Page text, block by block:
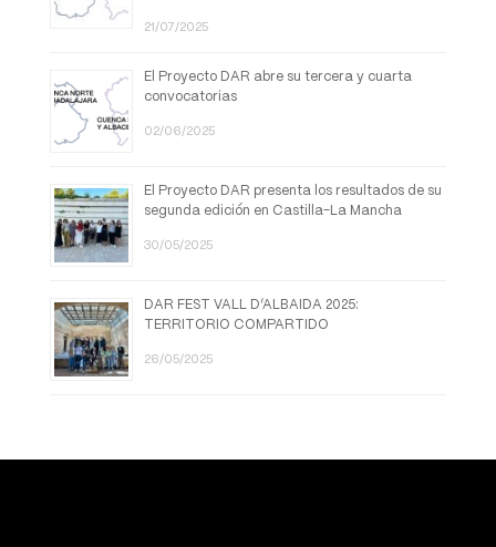
21/07/2025
El Proyecto DAR abre su tercera y cuarta
convocatorias
02/06/2025
El Proyecto DAR presenta los resultados de su
segunda edición en Castilla-La Mancha
30/05/2025
DAR FEST VALL D’ALBAIDA 2025:
TERRITORIO COMPARTIDO
26/05/2025